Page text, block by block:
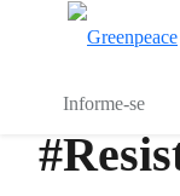
Informe-se